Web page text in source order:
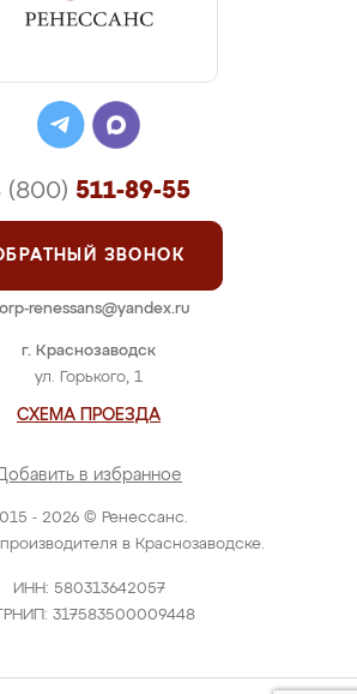
- 2026 © Ренессанс.
в Краснозаводске.
ИНН: 580313642057
317583500009448
г. Краснозаводск
ул. Горького, 1
СХЕМА ПРОЕЗДА
в избранное
(800) 511-89-55
ЗВОНОК
renessans@yandex.ru